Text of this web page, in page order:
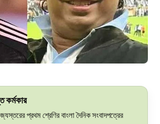
কর্মকার
প্রথম শ্রেণির বাংলা দৈনিক সংবাদপত্রের